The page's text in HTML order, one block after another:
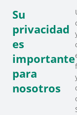
Su
privacidad
es
importante
para
nosotros